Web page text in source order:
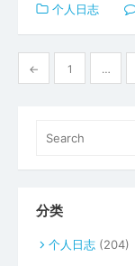
个人日志
文
章
← 1 …
for:
分类
个人日志 (204)